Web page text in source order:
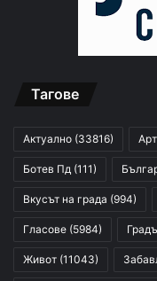
Тагове
Актуално (33816) Арт
Ботев Пд (111)
Вкусът на града (994)
Гласове (5984)
Живот (11043)